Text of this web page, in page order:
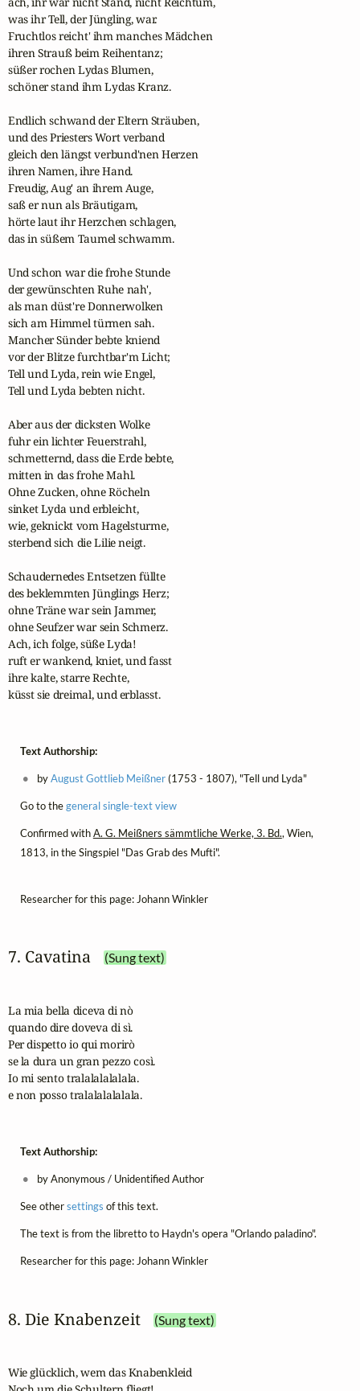
was ihr Tell, der Jüngling, war.
Fruchtlos reicht' ihm manches Mädchen
ihren Strauß beim Reihentanz;
süßer rochen Lydas Blumen,
schöner stand ihm Lydas Kranz.
Endlich schwand der Eltern Sträuben,
und des Priesters Wort verband
gleich den längst verbund'nen Herzen
ihren Namen, ihre Hand.
Freudig, Aug' an ihrem Auge,
saß er nun als Bräutigam,
hörte laut ihr Herzchen schlagen,
das in süßem Taumel schwamm.
Und schon war die frohe Stunde
der gewünschten Ruhe nah',
als man düst're Donnerwolken
sich am Himmel türmen sah.
Mancher Sünder bebte kniend
vor der Blitze furchtbar'm Licht;
Tell und Lyda, rein wie Engel,
Tell und Lyda bebten nicht.
Aber aus der dicksten Wolke
fuhr ein lichter Feuerstrahl,
schmetternd, dass die Erde bebte,
mitten in das frohe Mahl.
Ohne Zucken, ohne Röcheln
sinket Lyda und erbleicht,
wie, geknickt vom Hagelsturme,
sterbend sich die Lilie neigt.
Schaudernedes Entsetzen füllte
des beklemmten Jünglings Herz;
ohne Träne war sein Jammer,
ohne Seufzer war sein Schmerz.
Ach, ich folge, süße Lyda!
ruft er wankend, kniet, und fasst
ihre kalte, starre Rechte,
küsst sie dreimal, und erblasst.
Text Authorship:
byAugust Gottlieb Meißner(1753 - 1807), "Tell und Lyda"
Go to thegeneral single-text view
Confirmed withA. G. Meißners sämmtliche Werke, 3. Bd., Wien,
1813, in the Singspiel "Das Grab des Mufti".
Researcher for this page: Johann Winkler
7. Cavatina (Sung text)
La mia bella diceva di nò
quando dire doveva di sì.
Per dispetto io qui morirò
se la dura un gran pezzo così.
Io mi sento tralalalalalala.
e non posso tralalalalalala.
Text Authorship:
by Anonymous / Unidentified Author
See othersettings of this text.
The text is from the libretto to Haydn's opera "Orlando paladino".
Researcher for this page: Johann Winkler
8. Die Knabenzeit (Sung text)
Wie glücklich, wem das Knabenkleid